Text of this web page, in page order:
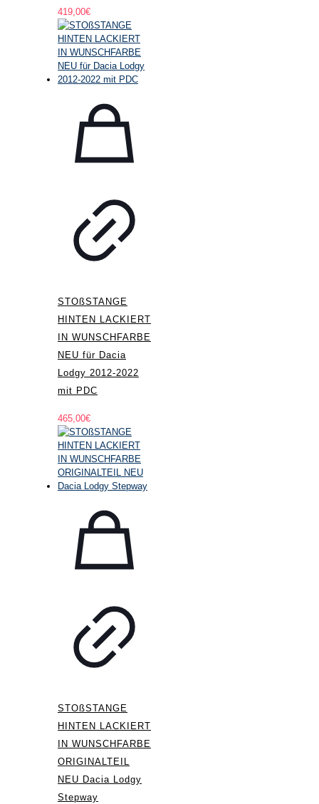
419,00€
STOßSTANGE
HINTEN LACKIERT
IN WUNSCHFARBE
NEU für Dacia
Lodgy 2012-2022
mit PDC
465,00€
STOßSTANGE
HINTEN LACKIERT
IN WUNSCHFARBE
ORIGINALTEIL
NEU Dacia Lodgy
Stepway